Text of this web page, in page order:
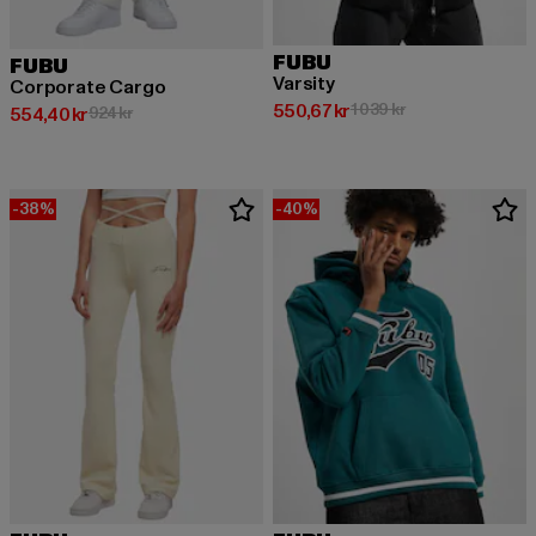
FUBU
Corporate Cargo
554,40 kr
Nuvarande pris: 554,40 kr
924 krKampanjpris: 924 kr
FUBU
Varsity
550,67 kr
Nuvarande pris: 550,67 kr
1 039 krKampanjpris: 1
-38% -40%